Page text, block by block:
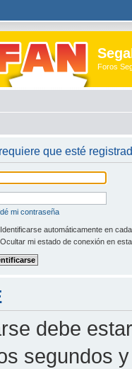
Foros
que esté
mi contraseña
Identificarse automáticamente en
Ocultar mi estado de conexión en
debe
segundos